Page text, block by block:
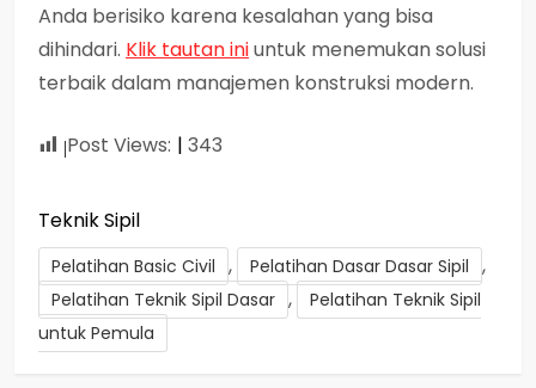
Anda berisiko karena kesalahan yang bisa
dihindari. Klik tautan iniuntuk menemukan solusi
terbaik dalam manajemen konstruksi modern.
Post Views: 343
Teknik Sipil
Pelatihan Basic Civil , Pelatihan Dasar Dasar Sipil ,
Pelatihan Teknik Sipil Dasar ,
Pelatihan Teknik Sipil
untuk Pemula